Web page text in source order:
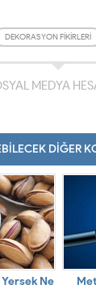
DEKORASYON FIKIRLERI
MEDYA
DİĞER
Yersek Ne